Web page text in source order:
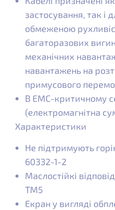
застосування, так і
обмеженою
багаторазових
механічних
навантажень на
примусового
В ЕМС-критичному
(електромагнітна
Характеристики
Не підтримують
60332-1-2
Маслостійкі
ТМ5
Екран у вигляді